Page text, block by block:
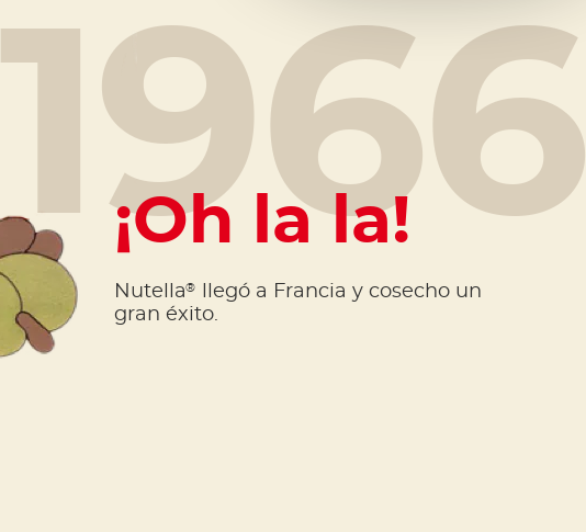
1966
¡Oh la la!
Nutella®
llegó a Francia y cosecho un
gran éxito.